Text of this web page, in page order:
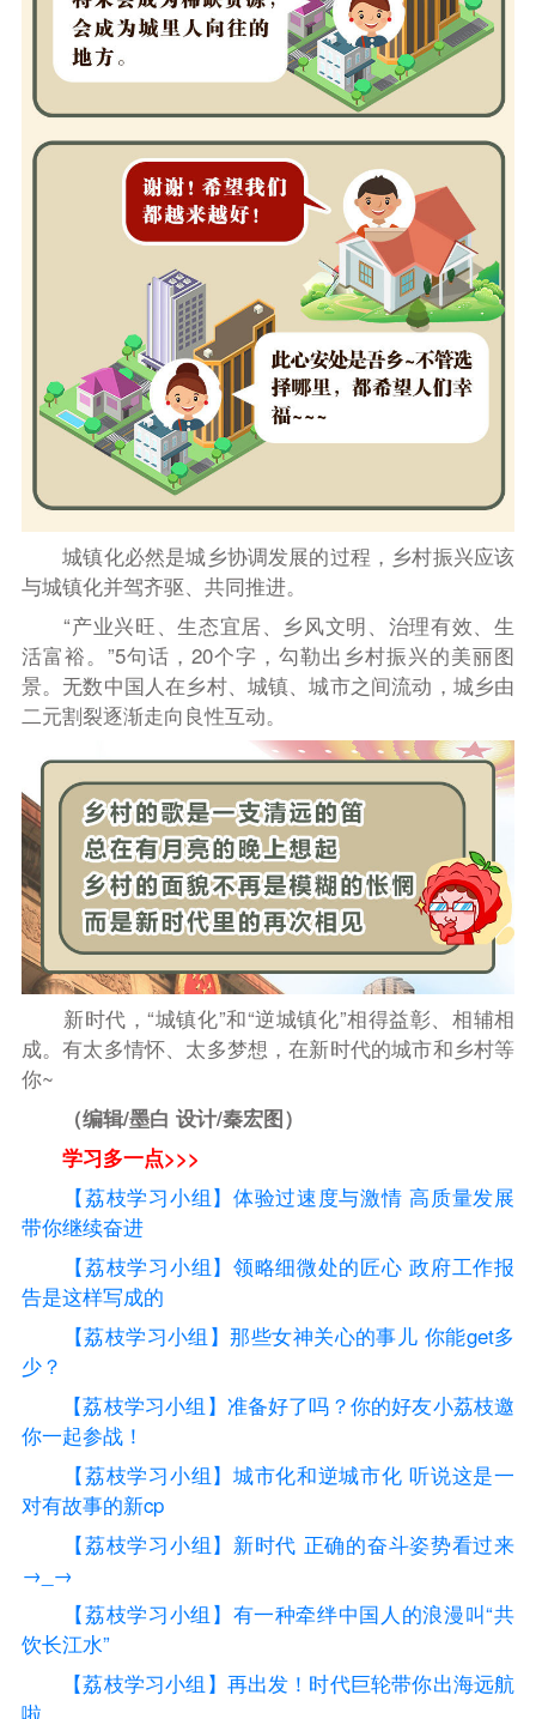
城镇化必然是城乡协调发展的过程，乡村振兴应该
与城镇化并驾齐驱、共同推进。
“产业兴旺、生态宜居、乡风文明、治理有效、生
活富裕。”5句话，20个字，勾勒出乡村振兴的美丽图
景。无数中国人在乡村、城镇、城市之间流动，城乡由
二元割裂逐渐走向良性互动。
新时代，“城镇化”和“逆城镇化”相得益彰、相辅相
成。有太多情怀、太多梦想，在新时代的城市和乡村等
你~
（编辑/墨白 设计/秦宏图）
学习多一点>>>
【荔枝学习小组】体验过速度与激情 高质量发展
带你继续奋进
【荔枝学习小组】领略细微处的匠心 政府工作报
告是这样写成的
【荔枝学习小组】那些女神关心的事儿 你能get多
少？
【荔枝学习小组】准备好了吗？你的好友小荔枝邀
你一起参战！
【荔枝学习小组】城市化和逆城市化 听说这是一
对有故事的新cp
【荔枝学习小组】新时代 正确的奋斗姿势看过来
→_→
【荔枝学习小组】有一种牵绊中国人的浪漫叫“共
饮长江水”
【荔枝学习小组】再出发！时代巨轮带你出海远航